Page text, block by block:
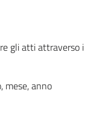
gli atti attraverso i
mese, anno